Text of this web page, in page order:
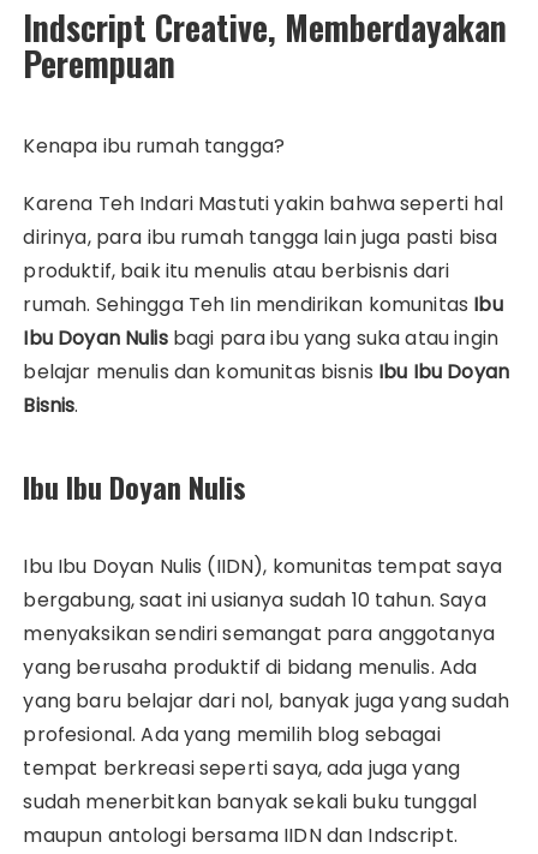
Indscript Creative, Memberdayakan
Perempuan
Kenapa ibu rumah tangga?
Karena Teh Indari Mastuti yakin bahwa seperti hal
dirinya, para ibu rumah tangga lain juga pasti bisa
produktif, baik itu menulis atau berbisnis dari
rumah. Sehingga Teh Iin mendirikan komunitas Ibu
Ibu Doyan Nulisbagi para ibu yang suka atau ingin
belajar menulis dan komunitas bisnis Ibu Ibu Doyan
Bisnis.
Ibu Ibu Doyan Nulis
Ibu Ibu Doyan Nulis (IIDN), komunitas tempat saya
bergabung, saat ini usianya sudah 10 tahun. Saya
menyaksikan sendiri semangat para anggotanya
yang berusaha produktif di bidang menulis. Ada
yang baru belajar dari nol, banyak juga yang sudah
profesional. Ada yang memilih blog sebagai
tempat berkreasi seperti saya, ada juga yang
sudah menerbitkan banyak sekali buku tunggal
maupun antologi bersama IIDN dan Indscript.